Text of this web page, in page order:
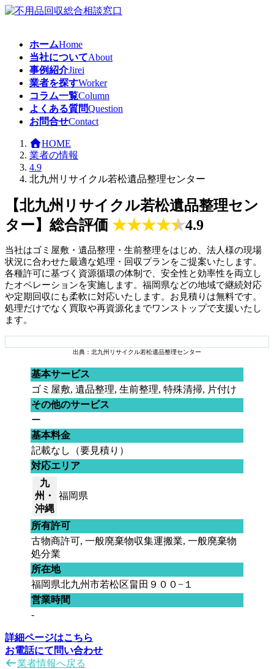
コ
ナ
ホームHome
当社についてAbout
事例紹介Jirei
業者を探すWorker
コラム一覧Column
よくある質問Question
お問合せContact
HOME
業者の情報
4.9
北九州リサイクル若松遺品整理センター
【北九州リサイクル若松遺品整理セン
ター】総合評価 ★★★★★4.9
当社はゴミ屋敷・遺品整理・生前整理をはじめ、法人様の現場
状況に合わせた最適な処理・回収プランをご提案いたします。
各種許可に基づく資源循環の体制で、安全性と効率性を両立し
たオペレーションを実施します。福岡県などの地域で継続対応
や定期回収にも柔軟に対応いたします。お見積りは無料です。
処理だけでなく買取や再資源化までワンストップで支援いたし
ます。
出典：北九州リサイクル若松遺品整理センター
基本サービス
ゴミ屋敷, 遺品整理, 生前整理, 特殊清掃, 片付け
その他のサービス
ー
基本料金
記載なし（要見積り）
対応エリア
九
州・
沖縄
福岡県
所有許可
古物商許可, 一般廃棄物収集運搬業, 一般廃棄物
処分業
所在地
福岡県北九州市若松区畠田９００−１
営業時間
-
詳細ページはこちら
お電話にて問い合わせ
業者情報へ戻る